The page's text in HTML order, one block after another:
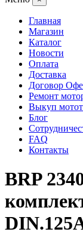
Главная
Магазин
Каталог
Новости
Оплата
Доставка
Договор
Ремонт
Выкуп
Блог
FAQ
Контакты
BRP